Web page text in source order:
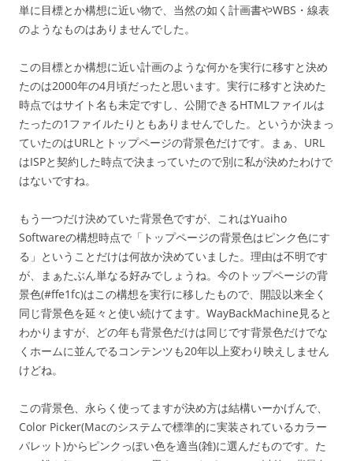
単に目標とか構想に近い物で、当然の如く計画書やWBS・線表
のようなものはありませんでした。
この目標とか構想に近い計画のような何かを実行に移すと決め
たのは2000年の4月頃だったと思います。実行に移すと決めた
時点ではサイト名も未定ですし、公開できるHTMLファイルは
たったの1ファイルたりともありませんでした。というか決まっ
ていたのはURLとトップページの背景色だけです。まぁ、URL
はISPと契約した時点で決まっていたので別に私が決めたわけで
はないですね。
もう一つだけ決めていた背景色ですが、これはYuaiho
Softwareの構想時点で「トップページの背景色はピンク色にす
る」ということだけは何故か決めていました。理由は不明です
が、まぁたぶん単なる好みでしょうね。今のトップページの背
景色(#ffe1fc)はこの構想を実行に移したもので、開設以来全く
同じ背景色を延々と使い続けてます。WayBackMachine見ると
わかりますが、どの年も背景色だけは同じです背景色だけでな
くホームに並んでるコンテンツも20年以上変わり映えしません
けどね。
この背景色、永らく使ってますが決め方は結構いーかげんで、
Color Picker(Macのシステムで標準的に実装されているカラー
パレット)からピンクっぽい色を適当(雑)に選んだものです。た